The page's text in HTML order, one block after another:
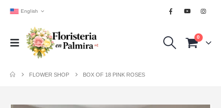
English
0
FLOWER SHOP BOX OF 18 PINK ROSES